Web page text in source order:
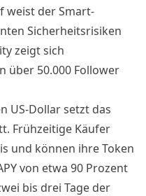
weist der Smart-
Sicherheitsrisiken
zeigt sich
über 50.000 Follower
US-Dollar setzt das
Frühzeitige Käufer
und können ihre Token
von etwa 90 Prozent
bis drei Tage der